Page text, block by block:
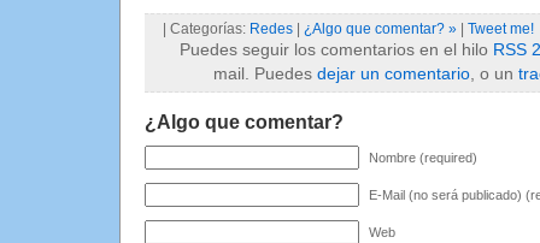
| Categorías: Redes ¿Algo que comentar? » Tweet me!
Puedes seguir los comentarios en el hilo RSS
mail. Puedes dejar un comentario , o un
¿Algo que comentar?
Nombre (required)
E-Mail (no será publicado)
Web